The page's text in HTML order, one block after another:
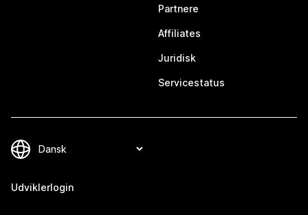
Partnere
Affiliates
Juridisk
Servicestatus
Udviklerlogin